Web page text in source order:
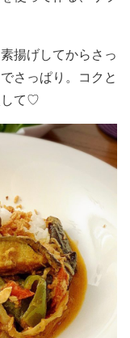
揚げしてからさっ
さっぱり。コクと
して♡